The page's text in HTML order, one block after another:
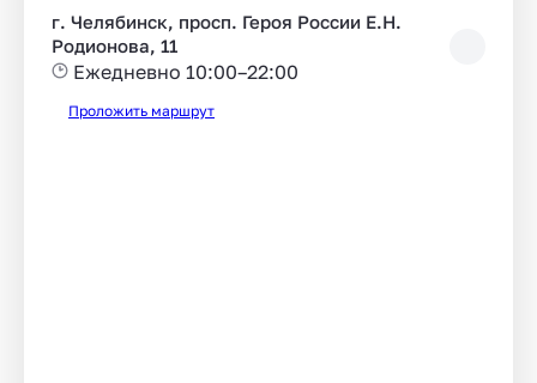
г. Челябинск, просп. Героя России Е.Н.
Родионова, 11
Ежедневно 10:00–22:00
Проложить маршрут